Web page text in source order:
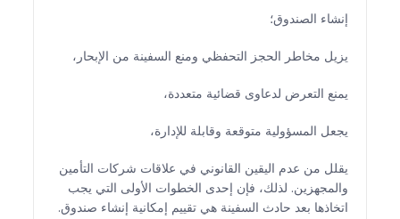
إنشاء الصندوق؛
يزيل مخاطر الحجز التحفظي ومنع السفينة من الإبحار،
يمنع التعرض لدعاوى قضائية متعددة،
يجعل المسؤولية متوقعة وقابلة للإدارة،
يقلل من عدم اليقين القانوني في علاقات شركات التأمين
والمجهزين. لذلك، فإن إحدى الخطوات الأولى التي يجب
اتخاذها بعد حادث السفينة هي تقييم إمكانية إنشاء صندوق.